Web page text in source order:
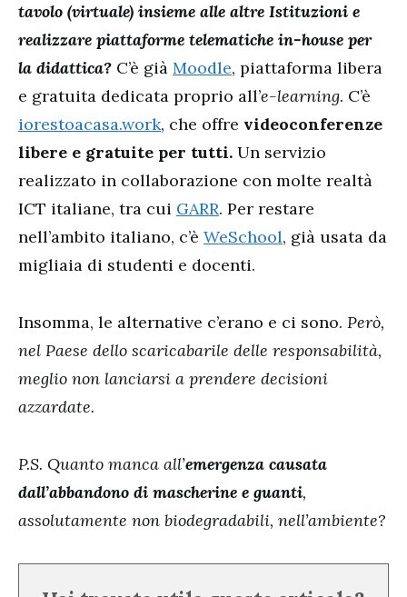
tavolo (virtuale) insieme alle altre Istituzioni e
realizzare piattaforme telematiche in-house per
la didattica? C’è già Moodle, piattaforma libera
e gratuita dedicata proprio all’e-learning. C’è
iorestoacasa.work, che offre videoconferenze
libere e gratuite per tutti. Un servizio
realizzato in collaborazione con molte realtà
ICT italiane, tra cui GARR. Per restare
nell’ambito italiano, c’è WeSchool, già usata da
migliaia di studenti e docenti.
Insomma, le alternative c’erano e ci sono. Però,
nel Paese dello scaricabarile delle responsabilità,
meglio non lanciarsi a prendere decisioni
azzardate.
P.S. Quanto manca all’emergenza causata
dall’abbandono di mascherine e guanti,
assolutamente non biodegradabili, nell’ambiente?